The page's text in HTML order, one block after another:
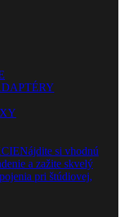
Nájdite si vhodnú
a zažite skvelý
pri štúdiovej,